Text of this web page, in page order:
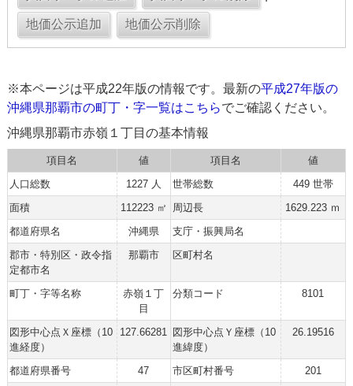
※本ページは平成22年版の情報です。最新の平成27年版の
沖縄県那覇市の町丁・字一覧はこちらでご確認ください。
沖縄県那覇市赤嶺１丁目の基本情報
項目名 値 項目名
値
人口総数
1227 人 世帯総数
449 世帯
面積
112223 ㎡ 周辺長
1629.223 ｍ
都道府県名
沖縄県
支庁・振興局名
郡市・特別区・政令指
定都市名
那覇市 区町村名
町丁・字等名称
赤嶺１丁
目
分類コード 8101
図形中心点Ｘ座標（10
進経度）
127.66281 図形中心点Ｙ座標（10
進緯度）
26.19516
都道府県番号 47 市区町村番号 201